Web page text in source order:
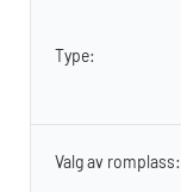
Type:
Valg av romplass: